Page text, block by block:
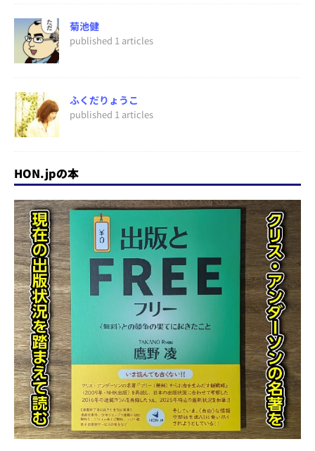
菊池健
published 1 articles
ふくだりょうこ
published 1 articles
HON.jpの本